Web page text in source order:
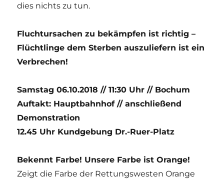
dies nichts zu tun.
Fluchtursachen zu bekämpfen ist richtig –
Flüchtlinge dem Sterben auszuliefern ist ein
Verbrechen!
Samstag 06.10.2018 // 11:30 Uhr // Bochum
Auftakt: Hauptbahnhof // anschließend
Demonstration
12.45 Uhr Kundgebung Dr.-Ruer-Platz
Bekennt Farbe! Unsere Farbe ist Orange!
Zeigt die Farbe der Rettungswesten Orange